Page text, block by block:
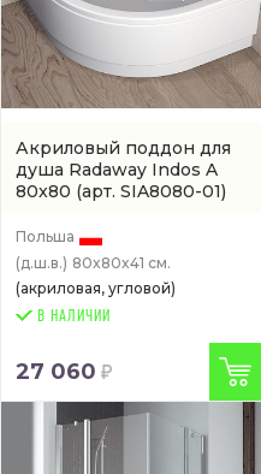
Акриловый поддон для
душа Radaway Indos A
80x80 (арт. SIA8080-01)
Польша
(д.ш.в.) 80x80x41 см.
(акриловая, угловой)
В НАЛИЧИИ
27 060